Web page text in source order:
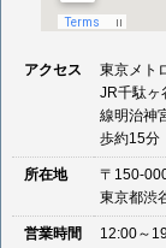
アクセス
東京メト
JR千駄ヶ
線明治神
歩約15分
所在地
〒150-
東京都渋
営業時間 12:00～